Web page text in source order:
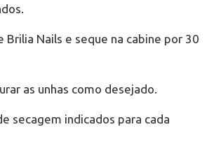
Brilia Nails e seque na cabine por 30
as unhas como desejado.
secagem indicados para cada